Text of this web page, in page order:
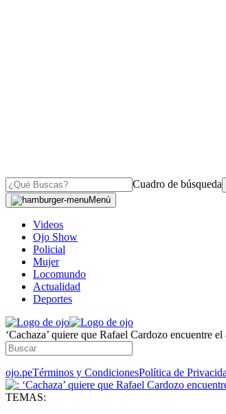
Cuadro de búsqueda
Menú
Videos
Ojo Show
Policial
Mujer
Locomundo
Actualidad
Deportes
‘Cachaza’ quiere que Rafael Cardozo encuentre
ojo.peTérminos y CondicionesPolítica de
TEMAS: